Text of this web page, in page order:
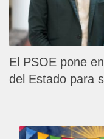
El PSOE pone
del Estado para